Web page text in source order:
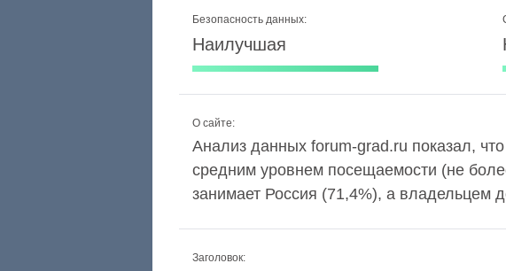
Безопасность данных:
Наилучшая
О сайте:
Анализ данных forum-grad.ru показал,
средним уровнем посещаемости (не
занимает Россия (71,4%), а владельцем
Заголовок: